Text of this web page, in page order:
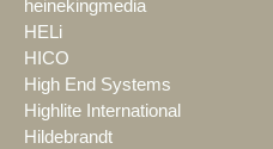
heinekingmedia
HELi
HICO
High End Systems
Highlite International
Hildebrandt